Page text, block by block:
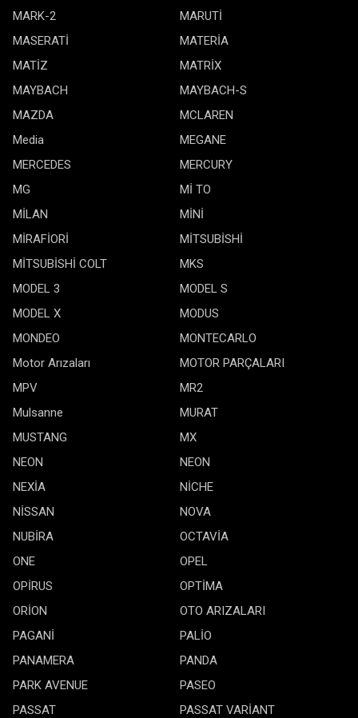
MARK-2
MARUTİ
MASERATİ
MATERİA
MATİZ
MATRİX
MAYBACH
MAYBACH-S
MAZDA
MCLAREN
Media
MEGANE
MERCEDES
MERCURY
MG
Mİ TO
MİLAN
MİNİ
MİRAFİORİ
MİTSUBİSHİ
MİTSUBİSHİ COLT
MKS
MODEL 3
MODEL S
MODEL X
MODUS
MONDEO
MONTECARLO
Motor Arızaları
MOTOR PARÇALARI
MPV
MR2
Mulsanne
MURAT
MUSTANG
MX
NEON
NEON
NEXİA
NİCHE
NİSSAN
NOVA
NUBİRA
OCTAVİA
ONE
OPEL
OPİRUS
OPTİMA
ORİON
OTO ARIZALARI
PAGANİ
PALİO
PANAMERA
PANDA
PARK AVENUE
PASEO
PASSAT
PASSAT VARİANT